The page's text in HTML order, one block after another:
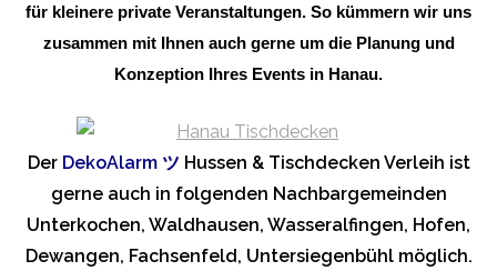
für kleinere private Veranstaltungen. So kümmern wir uns
zusammen mit Ihnen auch gerne um die Planung und
Konzeption Ihres Events in Hanau.
Der DekoAlarm ツ Hussen & Tischdecken Verleih ist
gerne auch in folgenden Nachbargemeinden
Unterkochen, Waldhausen, Wasseralfingen, Hofen,
Dewangen, Fachsenfeld, Untersiegenbühl möglich.